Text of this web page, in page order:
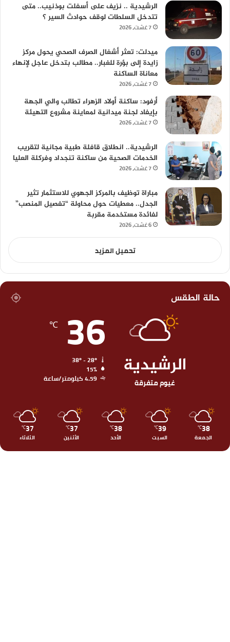
الرشيدية .. نزيف على أسفلت بوذنيب.. متى
تتدخل السلطات لوقف حوادث السير ؟
7 غشت، 2026
ميدلت: تعثر أشغال الصرف الصحي يحول مركز
زايدة إلى بؤرة للغبار.. مطالب بتدخل عاجل لإنهاء
معاناة الساكنة
7 غشت، 2026
أرفود: ساكنة أولاد الزهراء تطالب والي الجهة
بإيفاد لجنة ميدانية لمعاينة مشروع التهيئة
7 غشت، 2026
الرشيدية.. انطلاق قافلة طبية مجانية لتقريب
الخدمات الصحية من ساكنة تنجداد وفركلة العليا
7 غشت، 2026
مباراة توظيف بالمركز الجهوي للاستثمار تثير
الجدل.. معطيات حول محاولة “تفصيل المنصب”
لفائدة مستخدمة مقربة
6 غشت، 2026
تحميل المزيد
حالة الطقس
الرشيدية
غيوم متفرقة
36
℃
15%
4.59 كيلومتر/ساعة
38
℃
الجمعة
39
℃
السبت
38
℃
الأحد
37
℃
الأثنين
37
℃
الثلاثاء